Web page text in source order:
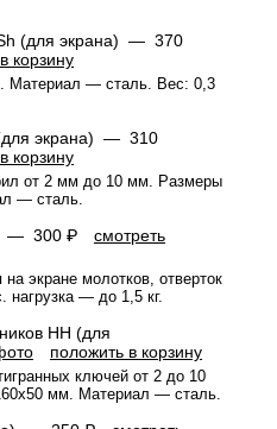
(для экрана) — 370
корзину
Материал — сталь. Вес: 0,3
экрана) — 310
корзину
от 2 мм до 10 мм. Размеры
— сталь.
— 300 ₽
смотреть
экране молотков, отверток
— до 1,5 кг.
HH (для
положить в корзину
ключей от 2 до 10
мм. Материал — сталь.